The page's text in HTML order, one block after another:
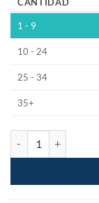
1 - 9
10 - 24
25 - 34
35+